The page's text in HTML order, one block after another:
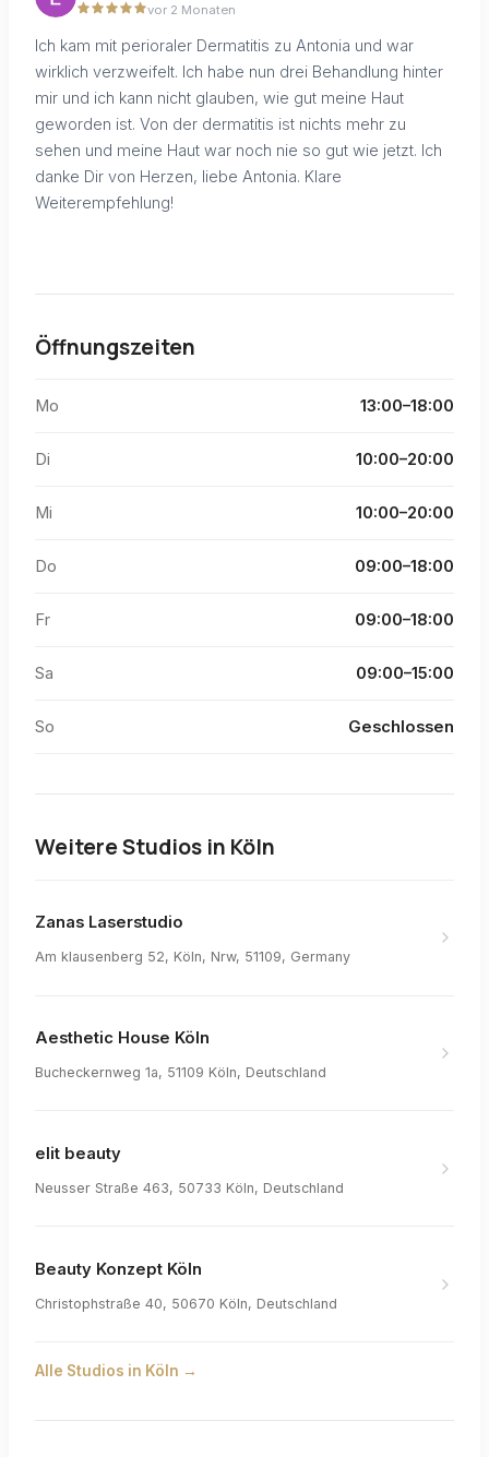
vor 2 Monaten
Ich kam mit perioraler Dermatitis zu Antonia und war
wirklich verzweifelt. Ich habe nun drei Behandlung hinter
mir und ich kann nicht glauben, wie gut meine Haut
geworden ist. Von der dermatitis ist nichts mehr zu
sehen und meine Haut war noch nie so gut wie jetzt. Ich
danke Dir von Herzen, liebe Antonia. Klare
Weiterempfehlung!
Öffnungszeiten
Mo 13:00–18:00
Di 10:00–20:00
Mi 10:00–20:00
Do 09:00–18:00
Fr 09:00–18:00
Sa 09:00–15:00
So Geschlossen
Weitere Studios in Köln
Zanas Laserstudio
Am klausenberg 52, Köln, Nrw, 51109, Germany
Aesthetic House Köln
Bucheckernweg 1a, 51109 Köln, Deutschland
elit beauty
Neusser Straße 463, 50733 Köln, Deutschland
Beauty Konzept Köln
Christophstraße 40, 50670 Köln, Deutschland
Alle Studios in Köln →